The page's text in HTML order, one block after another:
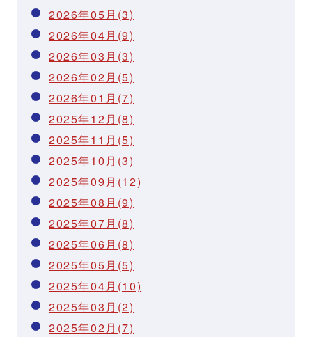
2026年05月(3)
2026年04月(9)
2026年03月(3)
2026年02月(5)
2026年01月(7)
2025年12月(8)
2025年11月(5)
2025年10月(3)
2025年09月(12)
2025年08月(9)
2025年07月(8)
2025年06月(8)
2025年05月(5)
2025年04月(10)
2025年03月(2)
2025年02月(7)